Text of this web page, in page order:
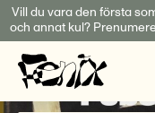
Fortsätt
till
innehållet
Vill du vara den första
och annat kul?